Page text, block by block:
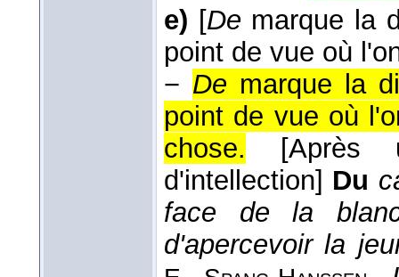
e) [De marque la
point de vue où
− De marque la
point de vue où
chose.
[Après
d'intellection] Du
face de la
d'apercevoir la